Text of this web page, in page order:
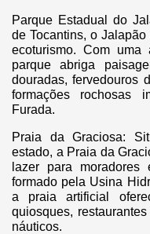
Parque Estadual do
de Tocantins, o
ecoturismo. Com
parque abriga
douradas, fervedouros
formações rochosas
Furada.
Praia da Graciosa:
estado, a Praia da
lazer para
formado pela Usina
a praia artificial
quiosques,
náuticos.